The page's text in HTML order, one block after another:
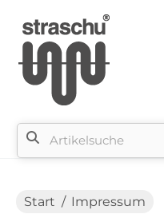
Start Impressum